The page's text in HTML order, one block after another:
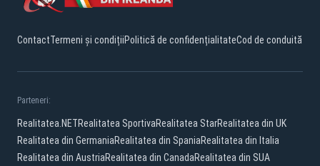
ContactTermeni și condițiiPolitică de confidențialitateCod de conduită
Parteneri:
Realitatea.NETRealitatea SportivaRealitatea StarRealitatea din UK
Realitatea din GermaniaRealitatea din SpaniaRealitatea din Italia
Realitatea din AustriaRealitatea din CanadaRealitatea din SUA